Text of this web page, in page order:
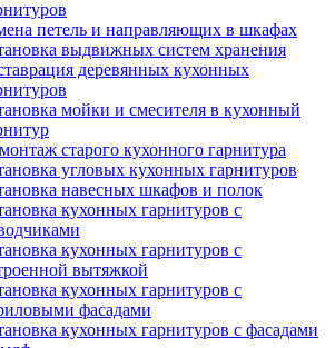
петель и направляющих в шкафах
выдвижных систем хранения
деревянных кухонных
мойки и смесителя в кухонный
старого кухонного гарнитура
угловых кухонных гарнитуров
навесных шкафов и полок
кухонных гарнитуров с
кухонных гарнитуров с
вытяжкой
кухонных гарнитуров с
фасадами
кухонных гарнитуров с фасадами